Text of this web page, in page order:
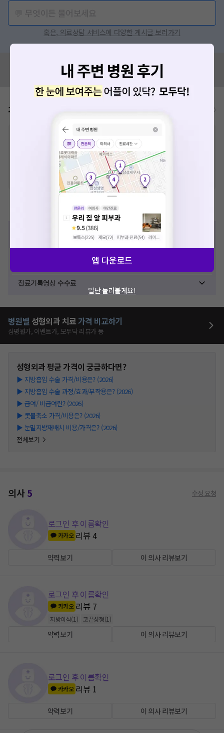
혹은, 의료상담 서비스에 다양한 게시글 보러가기
혹시 잘못된 병원정보가 있나요?
모두닥 팀에 알려주세요!
가격표
비급여 항목의 경우,
추가비용 등으로 실제 가격과 상이할 수 있으니, 정확
한 가격은 해당 의료기관에 직접 문의해주세요.
급여 항목의 경우,건강보험심사평가원에 고지되어 있는 급여 진료 기준 가
격입니다. (진료와 연관된 복합적인 비용이 추가되어, 병원마다 금액이 다르게
산정될 수 있는 점 참고 바랍니다.)
※ 이벤트가, 할인가는VAT 포함
확인서 수수료
진료기록영상 수수료
병원별 성형외과 치료가격 비교하기
심평원가, 이벤트가, 모두닥 리뷰가 등
성형외과평균 가격이 궁금하다면?
▶ 지방흡입 수술 가격/비용은? (2026)
▶ 지방흡입 수술 과정/효과/부작용은? (2026)
▶ 급여/ 비급여란? (2026)
▶ 콧볼축소 가격/비용은? (2026)
▶ 눈밑지방재배치 비용/가격은? (2026)
전체보기
의사5 수정 요청
로그인 후 이름확인
카카오 리뷰4
약력보기 이 의사 리뷰보기
로그인 후 이름확인
카카오 리뷰 7
지방이식(1 ) 코끝성형(1 )
약력보기 이 의사 리뷰보기
로그인 후 이름확인
카카오 리뷰 1
약력보기 이 의사 리뷰보기
앱 다운로드
일단 둘러볼게요!